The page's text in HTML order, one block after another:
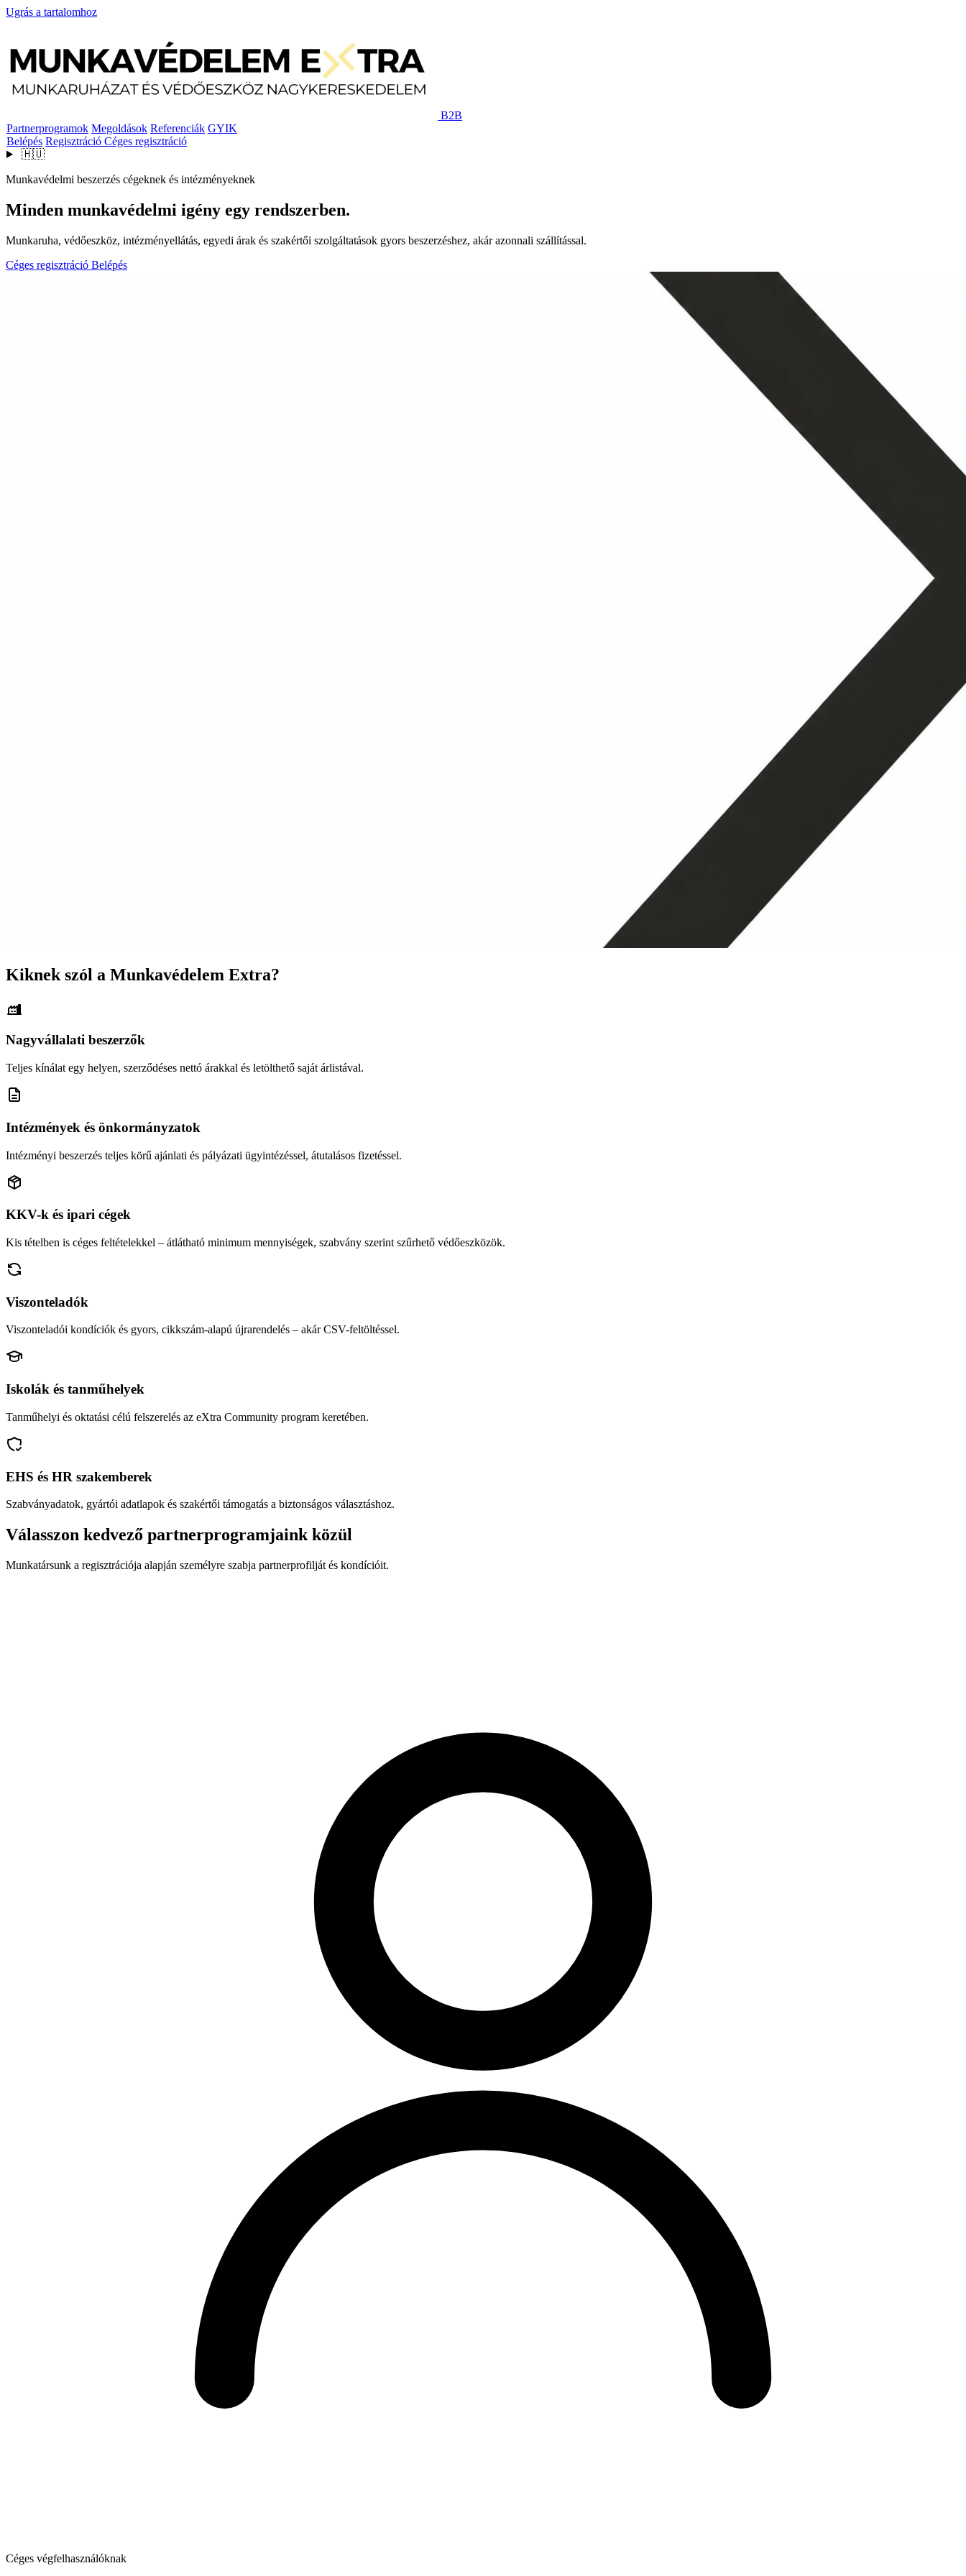
Ugrás a tartalomhoz
B2B
Partnerprogramok Megoldások Referenciák GYIK
Belépés Regisztráció Céges regisztráció
🇭🇺
Munkavédelmi beszerzés cégeknek és intézményeknek
Minden munkavédelmi igény egy rendszerben.
Munkaruha, védőeszköz, intézményellátás, egyedi árak és szakértői szolgáltatások gyors beszerzéshez, akár azonnali szállítással.
Céges regisztráció Belépés
Kiknek szól a Munkavédelem Extra?
Nagyvállalati beszerzők
Teljes kínálat egy helyen, szerződéses nettó árakkal és letölthető saját árlistával.
Intézmények és önkormányzatok
Intézményi beszerzés teljes körű ajánlati és pályázati ügyintézéssel, átutalásos fizetéssel.
KKV-k és ipari cégek
Kis tételben is céges feltételekkel – átlátható minimum mennyiségek, szabvány szerint szűrhető védőeszközök.
Viszonteladók
Viszonteladói kondíciók és gyors, cikkszám-alapú újrarendelés – akár CSV-feltöltéssel.
Iskolák és tanműhelyek
Tanműhelyi és oktatási célú felszerelés az eXtra Community program keretében.
EHS és HR szakemberek
Szabványadatok, gyártói adatlapok és szakértői támogatás a biztonságos választáshoz.
Válasszon kedvező partnerprogramjaink közül
Munkatársunk a regisztrációja alapján személyre szabja partnerprofilját és kondícióit.
Céges végfelhasználóknak